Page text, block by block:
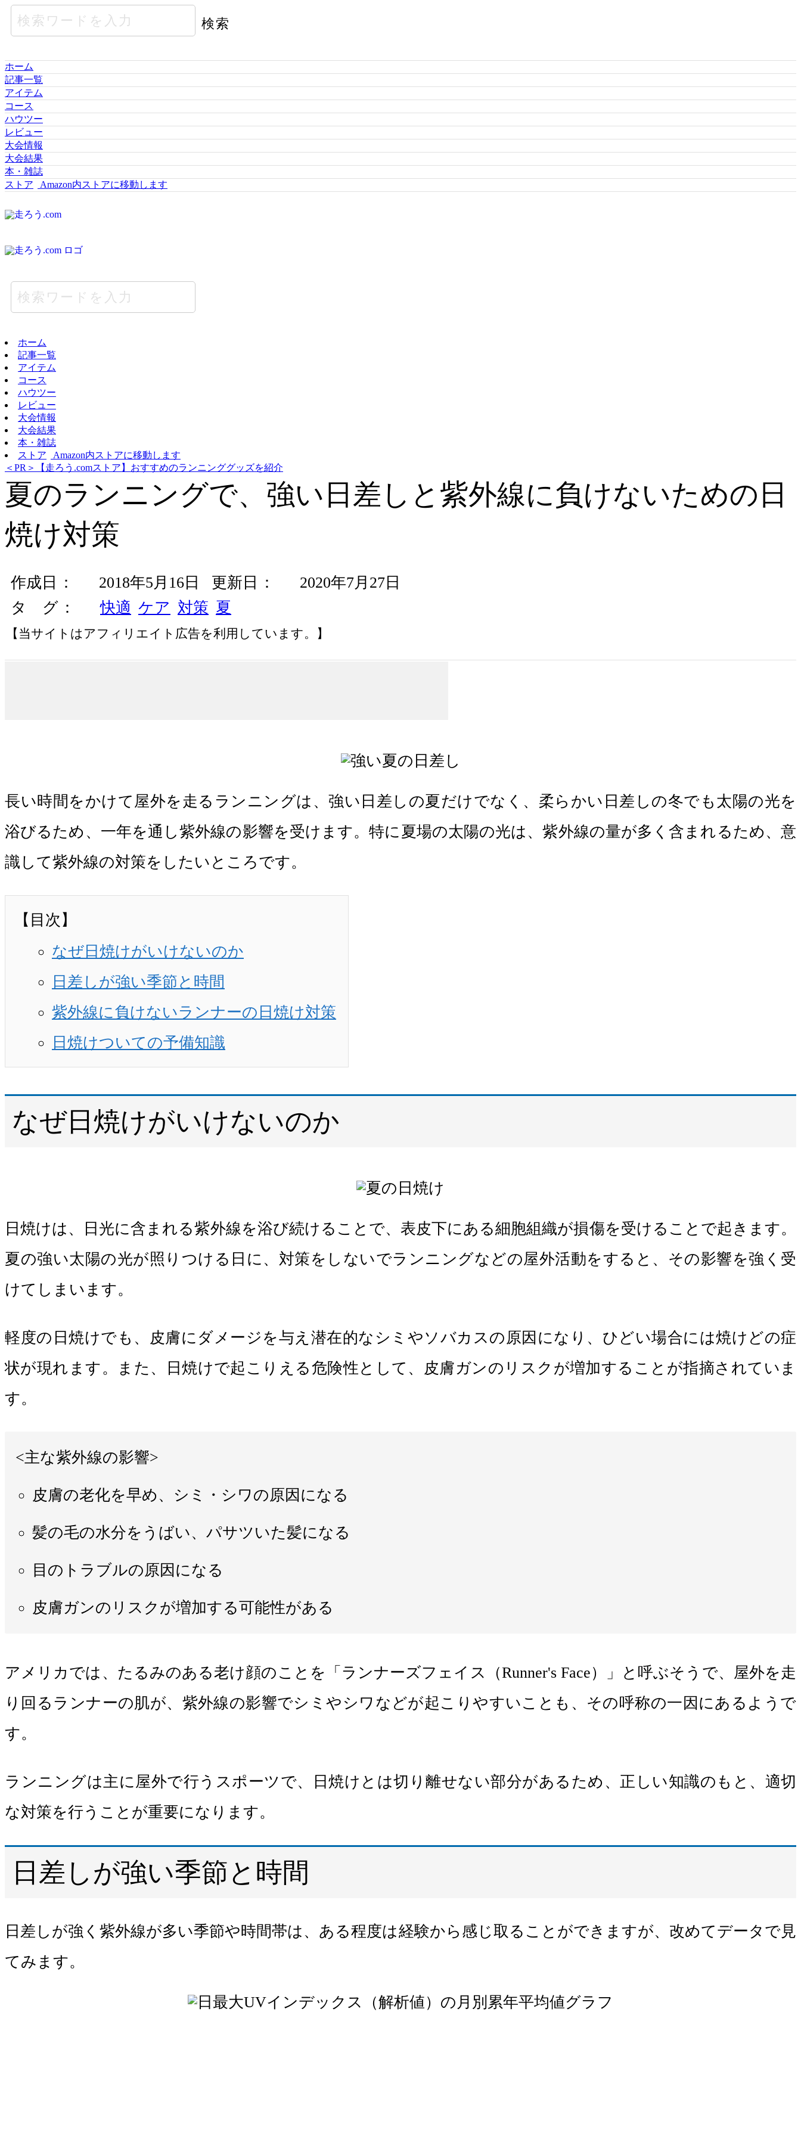
ホーム
記事一覧
アイテム
コース
ハウツー
レビュー
大会情報
大会結果
本・雑誌
ストア
Amazon内ストアに移動します
ホーム
記事一覧
アイテム
コース
ハウツー
レビュー
大会情報
大会結果
本・雑誌
ストア
Amazon内ストアに移動します
＜PR＞【走ろう.comストア】おすすめのランニンググッズを紹介
夏のランニングで、強い日差しと紫外線に負けないための日
焼け対策
作成日 2018年5月16日 更新日
2020年7月27日
タ グ
快適 ケア 対策 夏
【当サイトはアフィリエイト広告を利用しています。】
長い時間をかけて屋外を走るランニングは、強い日差しの夏だけでなく、柔らかい日差しの冬でも太陽の光を
浴びるため、一年を通し紫外線の影響を受けます。特に夏場の太陽の光は、紫外線の量が多く含まれるため、意
識して紫外線の対策をしたいところです。
【目次】
なぜ日焼けがいけないのか
日差しが強い季節と時間
紫外線に負けないランナーの日焼け対策
日焼けついての予備知識
なぜ日焼けがいけないのか
日焼けは、日光に含まれる紫外線を浴び続けることで、表皮下にある細胞組織が損傷を受けることで起きます。
夏の強い太陽の光が照りつける日に、対策をしないでランニングなどの屋外活動をすると、その影響を強く受
けてしまいます。
軽度の日焼けでも、皮膚にダメージを与え潜在的なシミやソバカスの原因になり、ひどい場合には焼けどの症
状が現れます。また、日焼けで起こりえる危険性として、皮膚ガンのリスクが増加することが指摘されていま
す。
<主な紫外線の影響>
皮膚の老化を早め、シミ・シワの原因になる
髪の毛の水分をうばい、パサツいた髪になる
目のトラブルの原因になる
皮膚ガンのリスクが増加する可能性がある
アメリカでは、たるみのある老け顔のことを「ランナーズフェイス（Runner's Face）」と呼ぶそうで、屋外を走
り回るランナーの肌が、紫外線の影響でシミやシワなどが起こりやすいことも、その呼称の一因にあるようで
す。
ランニングは主に屋外で行うスポーツで、日焼けとは切り離せない部分があるため、正しい知識のもと、適切
な対策を行うことが重要になります。
日差しが強い季節と時間
日差しが強く紫外線が多い季節や時間帯は、ある程度は経験から感じ取ることができますが、改めてデータで見
てみます。